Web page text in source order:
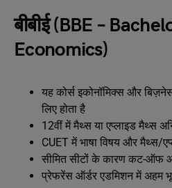
बीबीई (BBE –
Economics)
यह कोर्स इकोनॉमिक्स और
लिए होता है
12वीं में मैथ्स या एप्लाइड मैथ्स
CUET में भाषा विषय और मैथ्स/
सीमित सीटों के कारण कट-ऑफ
प्रेफरेंस ऑर्डर एडमिशन में अहम